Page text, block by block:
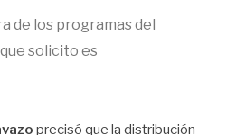
de los programas del
solicito es
precisó que la distribución